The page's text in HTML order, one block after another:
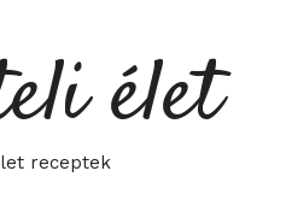
élet
receptek